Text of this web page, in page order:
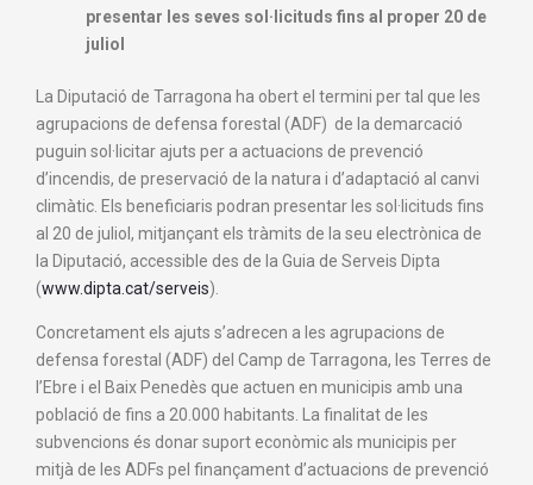
presentar les seves sol·licituds fins al proper 20 de
juliol
La Diputació de Tarragona ha obert el termini per tal que les
agrupacions de defensa forestal (ADF) de la demarcació
puguin sol·licitar ajuts per a actuacions de prevenció
d’incendis, de preservació de la natura i d’adaptació al canvi
climàtic. Els beneficiaris podran presentar les sol·licituds fins
al 20 de juliol, mitjançant els tràmits de la seu electrònica de
la Diputació, accessible des de la Guia de Serveis Dipta
(www.dipta.cat/serveis).
Concretament els ajuts s’adrecen a les agrupacions de
defensa forestal (ADF) del Camp de Tarragona, les Terres de
l’Ebre i el Baix Penedès que actuen en municipis amb una
població de fins a 20.000 habitants. La finalitat de les
subvencions és donar suport econòmic als municipis per
mitjà de les ADFs pel finançament d’actuacions de prevenció